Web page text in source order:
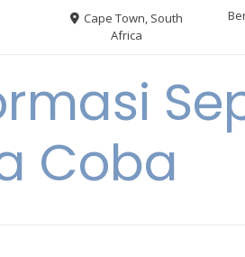
Cape Town, South
Africa
Coba